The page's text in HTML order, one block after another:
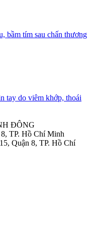
bầm tím sau chấn thương
tay do viêm khớp, thoái
ĐÔNG
TP. Hồ Chí Minh
Quận 8, TP. Hồ Chí